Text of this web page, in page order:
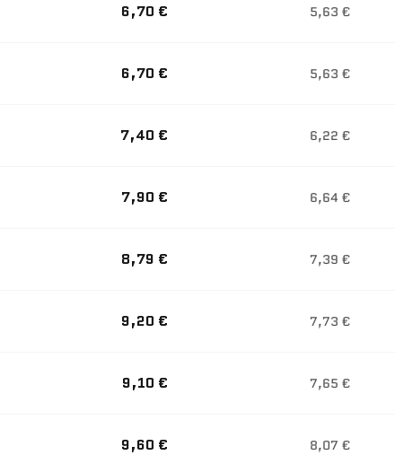
6,70 € 5,63 €
6,70 € 5,63 €
7,40 € 6,22 €
7,90 € 6,64 €
8,79 € 7,39 €
9,20 € 7,73 €
9,10 € 7,65 €
9,60 € 8,07 €